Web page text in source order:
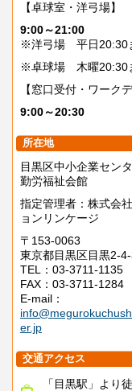
【卓球室・洋弓場】
9:00～21:00
※洋弓場 平日20:30
※卓球場 木曜20:30
【窓口受付・ワークデ
9:00～20:30
所在地
目黒区中小企業セン
勤労福祉会館
指定管理者：株式会
ョンリンケージ
〒153-0063
東京都目黒区目黒2-
TEL：03-3711-1135
FAX：03-3711-1284
E-mail：
er.jp
交通アクセス
「目黒駅」より